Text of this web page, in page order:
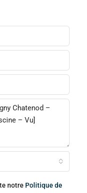
notre Politique de